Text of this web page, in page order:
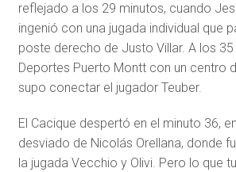
reflejado a los 29 minutos, cuando
ingenió con una jugada individual que
poste derecho de Justo Villar. A los
Deportes Puerto Montt con un centro
supo conectar el jugador Teuber.
El Cacique despertó en el minuto 36,
desviado de Nicolás Orellana, donde
la jugada Vecchio y Olivi. Pero lo que